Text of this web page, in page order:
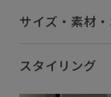
サイズ・素材
スタイリング